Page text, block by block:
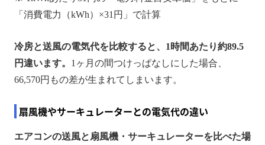
「消費電力（kWh）×31円」で計算
冷房と送風の電気代を比較すると、1時間あたり約89.5
円違います。 1ヶ月の間つけっぱなしにした場合、
66,570円もの差が生まれてしまいます。
扇風機やサーキュレーターとの電気代の違い
エアコンの送風と扇風機・サーキュレーターを比べた場